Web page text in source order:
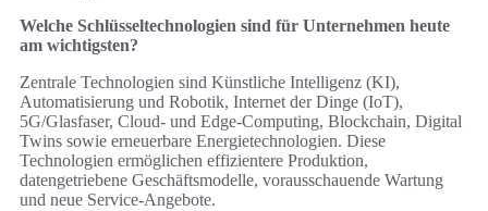
Welche Schlüsseltechnologien sind für Unternehmen heute
am wichtigsten?
Zentrale Technologien sind Künstliche Intelligenz (KI),
Automatisierung und Robotik, Internet der Dinge (IoT),
5G/Glasfaser, Cloud- und Edge-Computing, Blockchain, Digital
Twins sowie erneuerbare Energietechnologien. Diese
Technologien ermöglichen effizientere Produktion,
datengetriebene Geschäftsmodelle, vorausschauende Wartung
und neue Service-Angebote.